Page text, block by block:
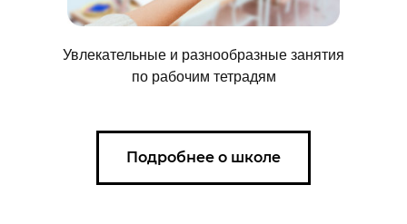
Увлекательные и разнообразные занятия
по рабочим тетрадям
Подробнее о школе